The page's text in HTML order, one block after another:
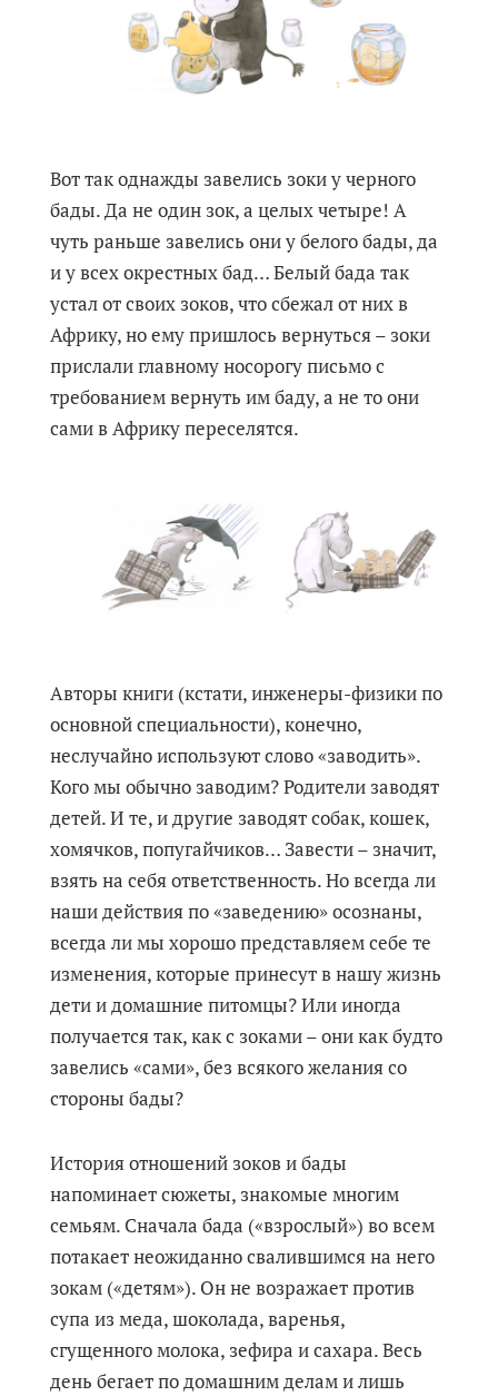
Вот так однажды завелись зоки у черного
бады. Да не один зок, а целых четыре! А
чуть раньше завелись они у белого бады, да
и у всех окрестных бад… Белый бада так
устал от своих зоков, что сбежал от них в
Африку, но ему пришлось вернуться – зоки
прислали главному носорогу письмо с
требованием вернуть им баду, а не то они
сами в Африку переселятся.
Авторы книги (кстати, инженеры-физики по
основной специальности), конечно,
неслучайно используют слово «заводить».
Кого мы обычно заводим? Родители заводят
детей. И те, и другие заводят собак, кошек,
хомячков, попугайчиков… Завести – значит,
взять на себя ответственность. Но всегда ли
наши действия по «заведению» осознаны,
всегда ли мы хорошо представляем себе те
изменения, которые принесут в нашу жизнь
дети и домашние питомцы? Или иногда
получается так, как с зоками – они как будто
завелись «сами», без всякого желания со
стороны бады?
История отношений зоков и бады
напоминает сюжеты, знакомые многим
семьям. Сначала бада («взрослый») во всем
потакает неожиданно свалившимся на него
зокам («детям»). Он не возражает против
супа из меда, шоколада, варенья,
сгущенного молока, зефира и сахара. Весь
день бегает по домашним делам и лишь